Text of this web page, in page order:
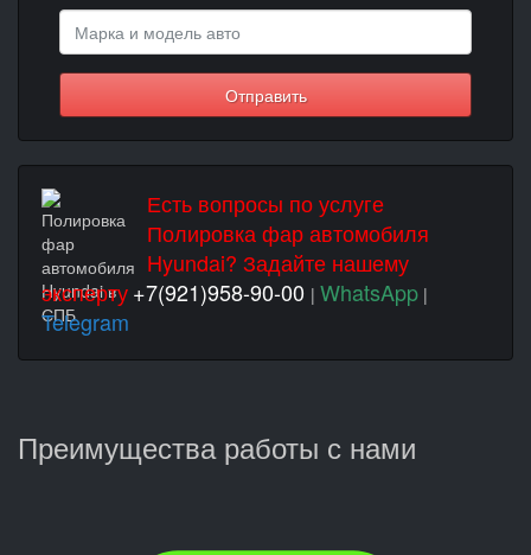
Отправить
Есть вопросы по услуге
Полировка фар автомобиля
Hyundai? Задайте нашему
эксперту+7(921)958-90-00 | WhatsApp |
Telegram
Преимущества работы с нами